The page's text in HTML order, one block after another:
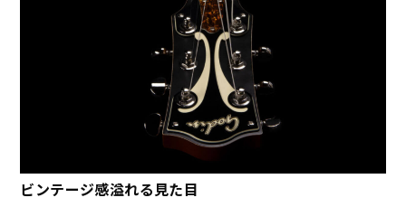
ビンテージ感溢れる見た目